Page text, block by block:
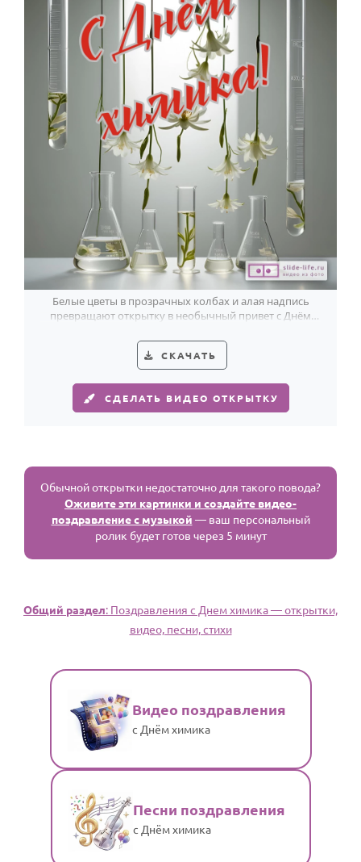
Белые цветы в прозрачных колбах и алая надпись
превращают открытку в необычный привет с Днём
СКАЧАТЬ
СДЕЛАТЬ ВИДЕО ОТКРЫТКУ
Обычной открытки недостаточно для такого повода?
Оживите эти картинки и создайте видео-
поздравление с музыкой — ваш персональный
ролик будет готов через 5 минут
Общий раздел: Поздравления с Днем химика — открытки,
видео, песни, стихи
Видео поздравления
с Днём химика
Песни поздравления
с Днём химика